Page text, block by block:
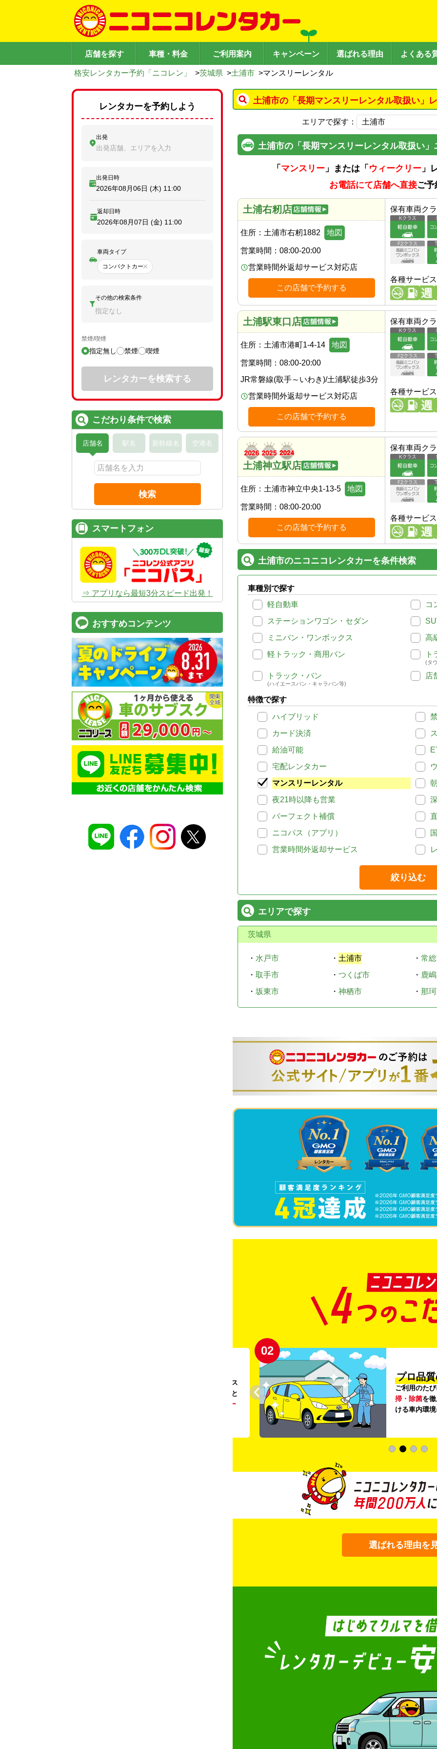
店舗を探す 車種・料金 ご利用案内 キャンペーン 選ばれる理由 よくある
格安レンタカー予約「ニコレン」 >茨城県 >土浦市 >マンスリーレンタル
土浦市の「長期マンスリーレンタル取扱い」
エリアで探す：
土浦市の「長期マンスリーレンタル取扱い
「 マンスリー 」または「 ウィークリー 」
お電話にて店舗へ直接ご予
土浦右籾店
住所： 土浦市右籾1882 地図
営業時間： 08:00-20:00
営業時間外返却サービス対応店
この店舗で予約する
保有車両ク
各種サービス
土浦駅東口店
住所： 土浦市港町1-4-14 地図
営業時間： 08:00-20:00
JR常磐線(取手～いわき)/土浦駅徒歩3分
営業時間外返却サービス対応店
この店舗で予約する
保有車両ク
各種サービス
土浦神立駅店
住所： 土浦市神立中央1-13-5 地図
営業時間： 08:00-20:00
この店舗で予約する
保有車両ク
各種サービス
土浦市のニコニコレンタカーを条件検索
車種別で探す
軽自動車
コ
ステーションワゴン・セダン
ミニバン・ワンボックス
高
軽トラック・商用バン
ト
(タ
トラック・バン
(ハイエースバン・キャラバン等)
店
特徴で探す
ハイブリッド
カード決済
給油可能
宅配レンタカー
マンスリーレンタル
夜21時以降も営業
パーフェクト補償
ニコパス（アプリ）
営業時間外返却サービス
絞り込む
エリアで探す
茨城県
・ 水戸市 ・ 土浦市 ・ 常
・ 取手市 ・ つくば市 ・ 鹿
・ 坂東市 ・ 神栖市 ・ 那
。ガソリンス
タンドや整備工場の既存インフラを活用すること
リー
02
プロ品
ご利用のた
掃・除菌を
ける車内環
選ばれる理由を
レンタカーを予約しよう
出発
出発店舗、エリアを入力
出発日時
2026年08月06日 (木) 11:00
返却日時
2026年08月07日 (金) 11:00
車両タイプ
コンパクトカー
その他の検索条件
指定なし
禁煙/喫煙
指定無し 禁煙 喫煙
レンタカーを検索する
こだわり条件で検索
店舗名 駅名 新幹線名 空港名
検索
スマートフォン
⇒ アプリなら最短3分スピード出発！
おすすめコンテンツ